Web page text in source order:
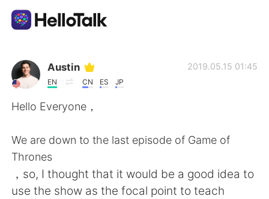
Appli d'échange linguistique
AI Grammar Checker
English 简体中文
Austin
EN CN ES JP
2019.05.15 01:45
Hello Everyone，
We are down to the last episode of Game of
Thrones
，so, I thought that it would be a good idea to
use the show as the focal point to teach